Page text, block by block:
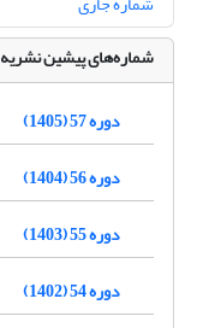
شماره‌های پیشین نشریه
دوره 57 (1405)
دوره 56 (1404)
دوره 55 (1403)
دوره 54 (1402)